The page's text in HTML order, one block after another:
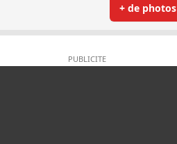
+ de photos